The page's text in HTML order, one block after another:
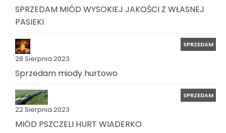
SPRZEDAM MIÓD WYSOKIEJ JAKOŚCI Z WŁASNEJ
PASIEKI
28 Sierpnia 2023
SPRZEDAM
Sprzedam miody hurtowo
22 Sierpnia 2023
SPRZEDAM
MIÓD PSZCZELI HURT WIADERKO